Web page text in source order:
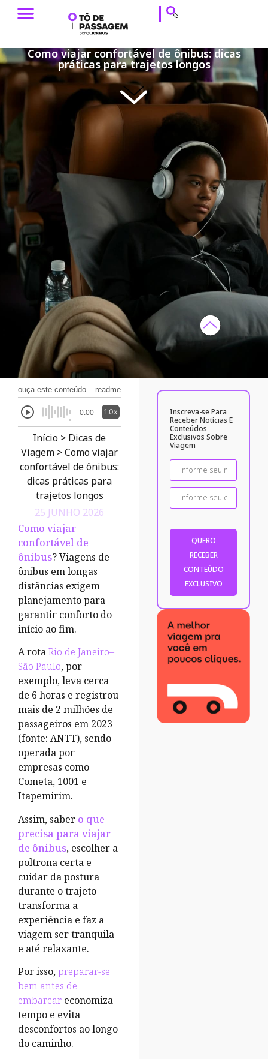
Como viajar confortável de ônibus: dicas
práticas para trajetos longos
ouça este conteúdo readme
0:00 1.0x
Início > Dicas de
Viagem >Como viajar
confortável de ônibus:
dicas práticas para
trajetos longos
25 JUNHO 2026
Como viajar
confortável de
ônibus? Viagens de
ônibus em longas
distâncias exigem
planejamento para
garantir conforto do
início ao fim.
A rotaRio de Janeiro–
São Paulo, por
exemplo, leva cerca
de 6 horas e registrou
mais de 2 milhões de
passageiros em 2023
(fonte: ANTT), sendo
operada por
empresas como
Cometa, 1001 e
Itapemirim.
Assim, saber o que
precisa para viajar
de ônibus, escolher a
poltrona certa e
cuidar da postura
durante o trajeto
transforma a
experiência e faz a
viagem ser tranquila
e até relaxante.
Por isso,preparar-se
bem antes de
embarcar economiza
tempo e evita
desconfortos ao longo
do caminho.
Inscreva-se Para
Receber Notícias E
Conteúdos
Exclusivos Sobre
Viagem